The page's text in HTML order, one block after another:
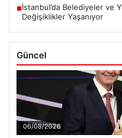
■İstanbul’da Belediyeler ve
Değişiklikler Yaşanıyor
Güncel
06/08/2026